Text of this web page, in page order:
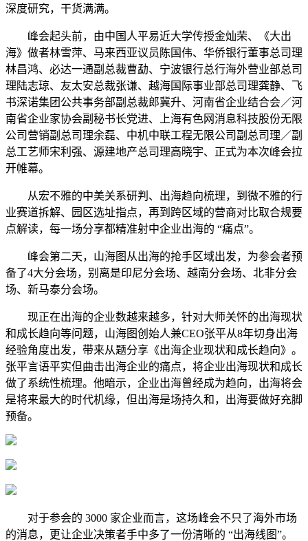
深度研究，干货满满。
峰会起头前，由中国人平易近大学传授金灿荣、《大出
海》做者林雪萍、马来西亚议员陈国伟、华侨银行董事总司理
林昌鸿、必达一通副总裁曹勐、宁波银行总行海外营业部总司
理陆志琼、友太安总裁张谦、越海国际事业部总司理龚静、飞
书深诺集团公共事务部副总裁郎冀升、河南省企业结合会／河
南省企业家协会副秘书长党进、上海有色网消息科技股份无限
公司营销副总司理余磊、中机中联工程无限公司副总司理／副
总工艺师宋利强、源建地产总司理高晓宇、正式为本次峰会拉
开帷幕。
从宏不雅的中美关系研判、出海趋向梳理，到微不雅的行
业赛道拆解、园区选址指点，再到跨区域的营商对比取合规要
点解读，每一场分享都精准射中企业出海的 “痛点”。
峰会第二天，山海图从出海的抢手区域出发，为参会者预
备了4大分会场，别离是印尼分会场、越南分会场、北非分会
场、新马泰分会场。
现正在出海的企业数越来越多，针对大师关怀的出海现状
和成长趋向等问题，山海图创始人兼CEO张平从8年切身出海
经验角度出发，带来从题分享《出海企业现状和成长趋向》。
张平言语平实但曲击出海企业的痛点，将企业出海现状和成长
做了系统性梳理。他暗示，企业出海曾经成为趋向，出海将会
是将来最大的时代机缘，但出海是场持久和，出海要做好充脚
预备。
对于参会的 3000 家企业而言，这场峰会不只了海外市场
的消息，更让企业决策者手中多了一份清晰的 “出海线图”。